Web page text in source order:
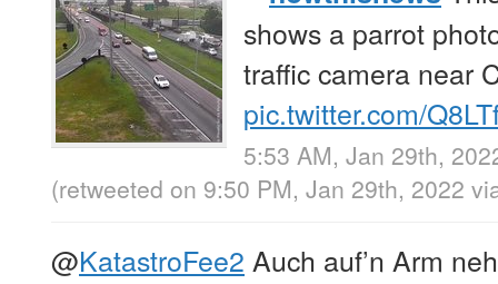
shows a parrot
traffic camera near
pic.twitter.com/
5:53 AM, Jan 29th,
(retweeted on 9:50 PM, Jan 29th, 2022
@KatastroFee2 Auch auf’n Arm